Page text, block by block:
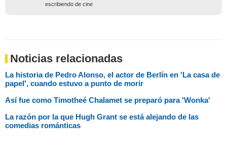
escribiendo de cine
Noticias relacionadas
La historia de Pedro Alonso, el actor de Berlín en 'La casa de
papel', cuando estuvo a punto de morir
Así fue como Timotheé Chalamet se preparó para 'Wonka'
La razón por la que Hugh Grant se está alejando de las
comedias románticas